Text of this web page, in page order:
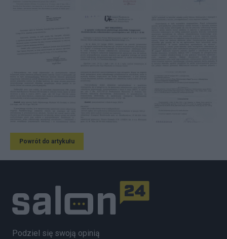
Powrót do artykułu
Podziel się swoją opinią